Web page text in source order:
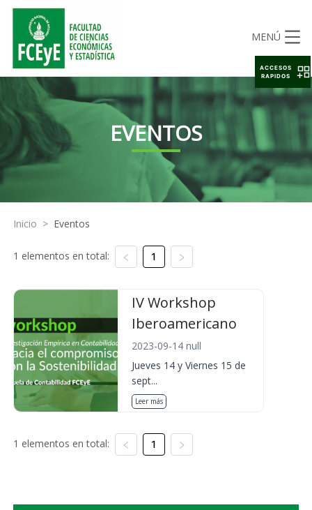
MENÚ
EVENTOS
Inicio > Eventos
1 elementos en total: 1
IV Workshop
Iberoamericano
2023-09-14 null
Jueves 14 y Viernes 15 de
sept...
Leer más
1 elementos en total: 1
ACCESOS
RAPIDOS